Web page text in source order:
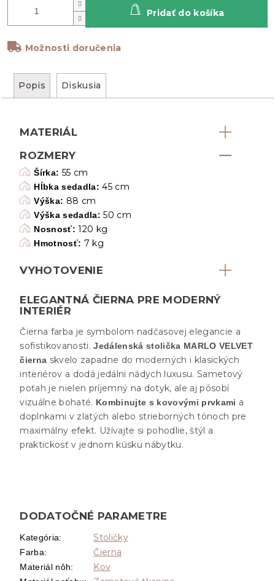
Možnosti doručenia
Pridať do košíka
Popis Diskusia
MATERIÁL
ROZMERY
Šírka: 55 cm
Hĺbka sedadla: 45 cm
Výška: 88 cm
Výška sedadla: 50 cm
Nosnosť: 120 kg
Hmotnosť: 7 kg
VYHOTOVENIE
ELEGANTNÁ ČIERNA PRE MODERNÝ
INTERIÉR
Čierna farba je symbolom nadčasovej elegancie a
sofistikovanosti.Jedálenská stolička MARLO VELVET
čierna skvelo zapadne do moderných i klasických
interiérov a dodá jedálni nádych luxusu. Sametový
poťah je nielen príjemný na dotyk, ale aj pôsobí
vizuálne bohaté. Kombinujte s kovovými prvkami a
doplnkami v zlatých alebo strieborných tónoch pre
maximálny efekt. Užívajte si pohodlie, štýl a
praktickosť v jednom kúsku nábytku.
DODATOČNÉ PARAMETRE
Kategória: Stoličky
Farba: Čierna
Materiál nôh: Kov